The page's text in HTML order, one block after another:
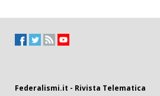
Federalismi.it - Rivista Telematica